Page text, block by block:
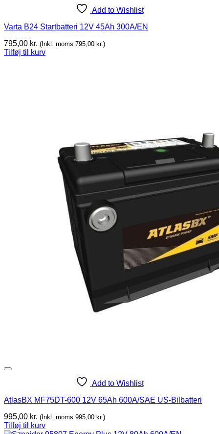
Add to Wishlist
Varta B24 Startbatteri 12V 45Ah 300A/EN
795,00 kr. (Inkl. moms 795,00 kr.)
Tilføj til kurv
Add to Wishlist
AtlasBX MF75DT-600 12V 65Ah 600A/SAE US-Bilbatteri
995,00 kr. (Inkl. moms 995,00 kr.)
Tilføj til kurv